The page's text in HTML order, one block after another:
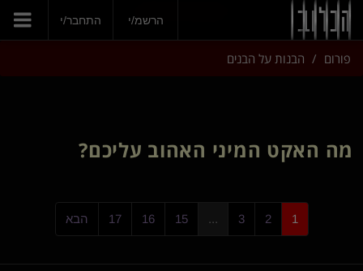
הצטרפי עכשיו
הרשמ/י התחבר/י
פורום הבנות על הבנים
מה האקט המיני האהוב עליכם?
1
2
3
...
15
16
17 הבא